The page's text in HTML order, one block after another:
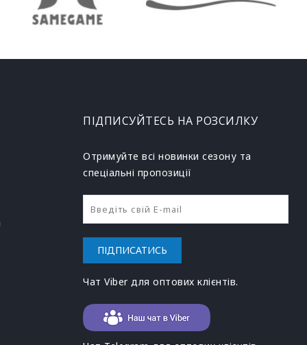
ПІДПИСУЙТЕСЬ НА РОЗСИЛКУ
Отримуйте всі новинки сезону та
спеціальні пропозиції
ПІДПИСАТИСЬ
Чат Viber для оптових клієнтів.